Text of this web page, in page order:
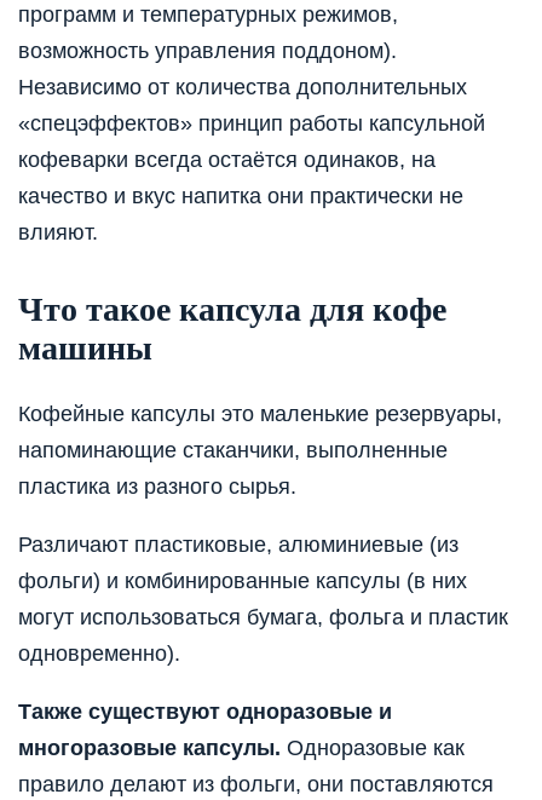
программ и температурных режимов,
возможность управления поддоном).
Независимо от количества дополнительных
«спецэффектов» принцип работы капсульной
кофеварки всегда остаётся одинаков, на
качество и вкус напитка они практически не
влияют.
Что такое капсула для кофе
машины
Кофейные капсулы это маленькие резервуары,
напоминающие стаканчики, выполненные
пластика из разного сырья.
Различают пластиковые, алюминиевые (из
фольги) и комбинированные капсулы (в них
могут использоваться бумага, фольга и пластик
одновременно).
Также существуют одноразовые и
многоразовые капсулы. Одноразовые как
правило делают из фольги, они поставляются